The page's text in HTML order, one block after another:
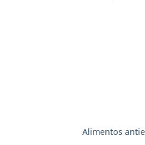
Alimentos